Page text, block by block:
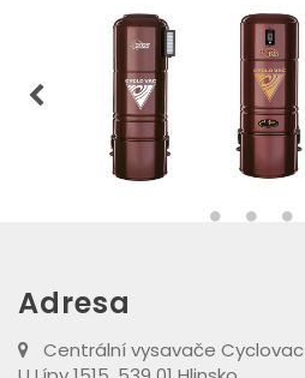
Adresa
Centrální vysavače Cyclovac